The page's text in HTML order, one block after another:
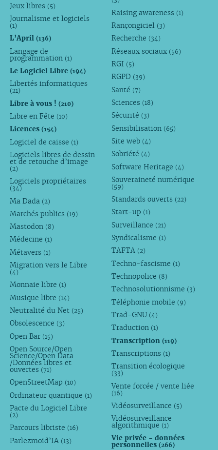
Jeux libres (5)
Journalisme et logiciels
(1)
L’April (136)
Langage de
programmation (1)
Le Logiciel Libre (194)
Libertés informatiques
(21)
Libre à vous ! (210)
Libre en Fête (10)
Licences (154)
Logiciel de caisse (1)
Logiciels libres de dessin
et de retouche d’image
(2)
Logiciels propriétaires
(34)
Ma Dada (2)
Marchés publics (19)
Mastodon (8)
Médecine (1)
Métavers (1)
Migration vers le Libre
(4)
Monnaie libre (1)
Musique libre (14)
Neutralité du Net (25)
Obsolescence (3)
Open Bar (15)
Open Source/Open
Science/Open Data
/Données libres et
ouvertes (71)
OpenStreetMap (10)
Ordinateur quantique (1)
Pacte du Logiciel Libre
(2)
Parcours libriste (16)
Parlezmoid’IA (13)
Raising awareness (1)
Rançongiciel (3)
Recherche (34)
Réseaux sociaux (56)
RGI (5)
RGPD (39)
Santé (7)
Sciences (18)
Sécurité (3)
Sensibilisation (65)
Site web (4)
Sobriété (4)
Software Heritage (4)
Souveraineté numérique
(59)
Standards ouverts (22)
Start-up (1)
Surveillance (21)
Syndicalisme (1)
TAFTA (2)
Techno-fascisme (1)
Technopolice (8)
Technosolutionnisme (3)
Téléphonie mobile (9)
Trad-GNU (4)
Traduction (1)
Transcription(119)
Transcriptions (1)
Transition écologique
(33)
Vente forcée / vente liée
(16)
Vidéosurveillance (5)
Vidéosurveillance
algorithmique (1)
Vie privée - données
personnelles(266)